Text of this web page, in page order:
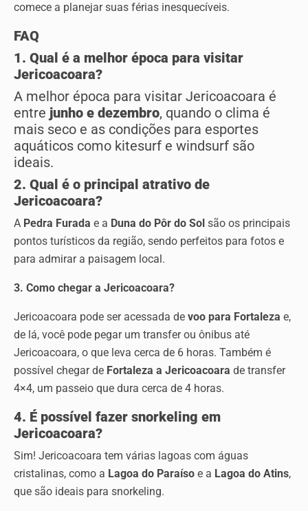
comece a planejar suas férias inesquecíveis.
FAQ
1. Qual é a melhor época para visitar
Jericoacoara?
A melhor época para visitar Jericoacoara é
entre junho e dezembro, quando o clima é
mais seco e as condições para esportes
aquáticos como kitesurf e windsurf são
ideais.
2. Qual é o principal atrativo de
Jericoacoara?
A Pedra Furada e a Duna do Pôr do Sol são os principais
pontos turísticos da região, sendo perfeitos para fotos e
para admirar a paisagem local.
3. Como chegar a Jericoacoara?
Jericoacoara pode ser acessada de voo para Fortaleza e,
de lá, você pode pegar um transfer ou ônibus até
Jericoacoara, o que leva cerca de 6 horas. Também é
possível chegar de Fortaleza a Jericoacoara de transfer
4×4, um passeio que dura cerca de 4 horas.
4. É possível fazer snorkeling em
Jericoacoara?
Sim! Jericoacoara tem várias lagoas com águas
cristalinas, como a Lagoa do Paraíso e a Lagoa do Atins,
que são ideais para snorkeling.